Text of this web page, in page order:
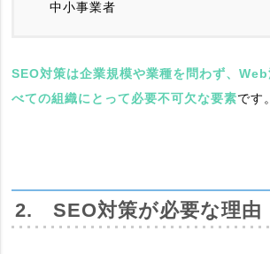
中小事業者
SEO対策は企業規模や業種を問わず、
べての組織にとって必要不可欠な要素です。
2. SEO対策が必要な理由